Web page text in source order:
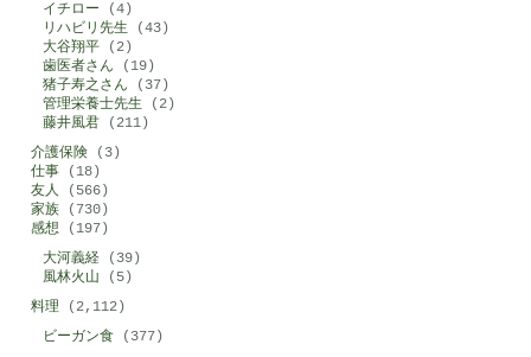
イチロー (4)
リハビリ先生 (43)
大谷翔平 (2)
歯医者さん (19)
猪子寿之さん (37)
管理栄養士先生 (2)
藤井風君 (211)
介護保険 (3)
仕事 (18)
友人 (566)
家族 (730)
感想 (197)
大河義経 (39)
風林火山 (5)
料理 (2,112)
ビーガン食 (377)